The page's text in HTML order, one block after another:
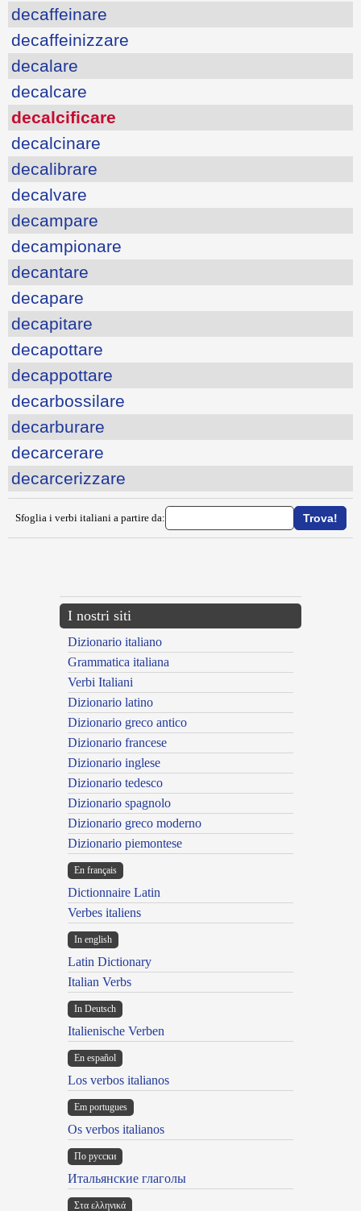
decaffeinare
decaffeinizzare
decalare
decalcare
decalcificare
decalcinare
decalibrare
decalvare
decampare
decampionare
decantare
decapare
decapitare
decapottare
decappottare
decarbossilare
decarburare
decarcerare
decarcerizzare
Sfoglia i verbi italiani a partire da:
I nostri siti
Dizionario italiano
Grammatica italiana
Verbi Italiani
Dizionario latino
Dizionario greco antico
Dizionario francese
Dizionario inglese
Dizionario tedesco
Dizionario spagnolo
Dizionario greco moderno
Dizionario piemontese
En français
Dictionnaire Latin
Verbes italiens
In english
Latin Dictionary
Italian Verbs
In Deutsch
Italienische Verben
En español
Los verbos italianos
Em portugues
Os verbos italianos
По русски
Итальянские глаголы
Στα ελληνικά